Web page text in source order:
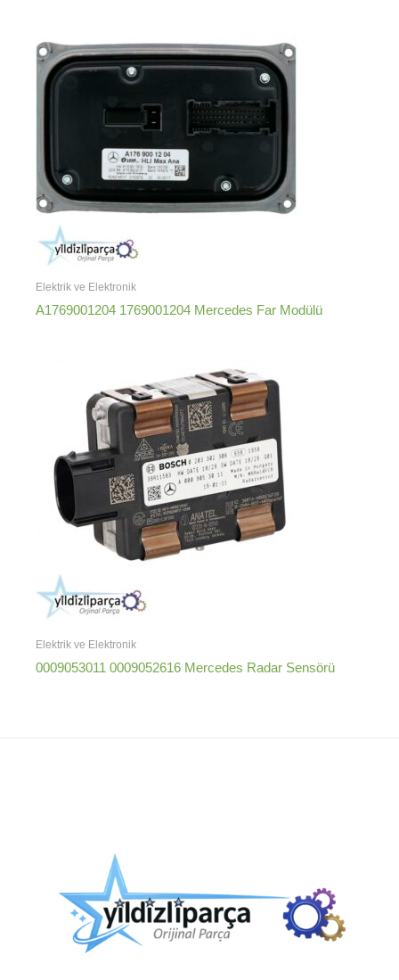
Elektrik ve Elektronik
A1769001204 1769001204 Mercedes Far Modülü
Elektrik ve Elektronik
0009053011 0009052616 Mercedes Radar Sensörü